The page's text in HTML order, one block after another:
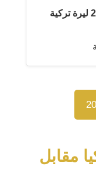
مقابل